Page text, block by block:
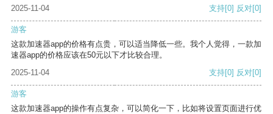
2025-11-04
支持[0] 反对[0]
游客
这款加速器app的价格有点贵，可以适当降低一些。我个人觉得，一款加
速器app的价格应该在50元以下才比较合理。
2025-11-04
支持[0] 反对[0]
游客
这款加速器app的操作有点复杂，可以简化一下，比如将设置页面进行优